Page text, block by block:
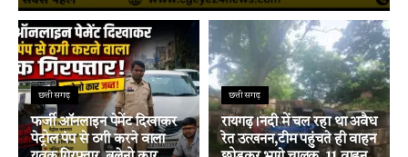
छत्तीसगढ़
फर्जी ऑनलाइन पेमेंट दिखाकर
पेट्रोल पंप से ठगी करने वाला
छत्तीसगढ़
रायगढ़।नदी में चल रहा था अवैध
रेत उत्खनन,टीम पहुंचते ही वाहन